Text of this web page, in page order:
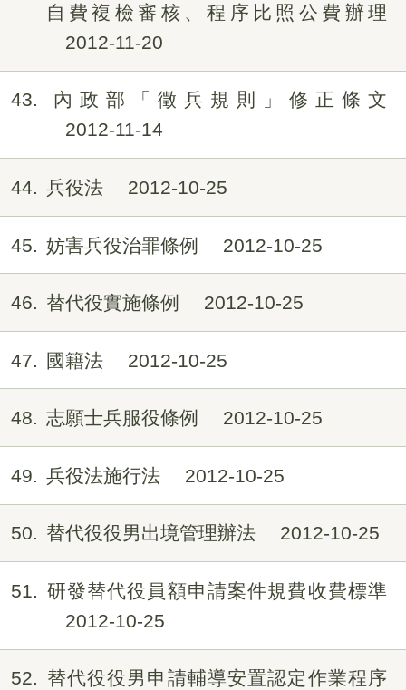
自費複檢審核、程序比照公費辦理
2012-11-20
43
內政部「徵兵規則」修正條文
2012-11-14
44 兵役法 2012-10-25
45 妨害兵役治罪條例 2012-10-25
46 替代役實施條例 2012-10-25
47 國籍法 2012-10-25
48 志願士兵服役條例 2012-10-25
49 兵役法施行法 2012-10-25
50 替代役役男出境管理辦法 2012-10-25
51
研發替代役員額申請案件規費收費標準
2012-10-25
52
替代役役男申請輔導安置認定作業程序